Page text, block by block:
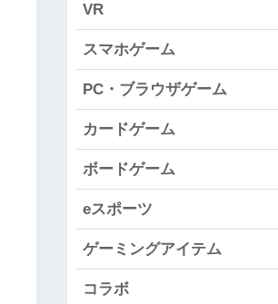
VR
スマホゲーム
PC・ブラウザゲーム
カードゲーム
ボードゲーム
eスポーツ
ゲーミングアイテム
コラボ